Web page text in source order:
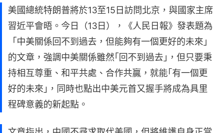
美國總統特朗普將於13至15日訪問北京，與國家主席
習近平會晤。今日（13日），《人民日報》發表題為
「中美關係回不到過去，但能夠有一個更好的未來」
的文章，強調中美關係雖然｢回不到過去｣，但只要秉
持相互尊重、和平共處、合作共贏，就能｢有一個更
好的未來｣，同時也點出中美元首又握手將成為具里
程碑意義的新起點。